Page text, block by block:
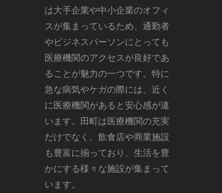
は大手企業や中小企業のオフィ
スが集まっているため、通勤者
やビジネスパーソンにとっても
医療機関のアクセスが良好であ
ることが魅力の一つです。特に
急な病気やケガの際には、近く
に医療機関があると安心感が違
います。田町は医療機関の充実
だけでなく、飲食店や商業施設
も豊富に揃っており、生活を豊
かにする様々な施設が集まって
います。